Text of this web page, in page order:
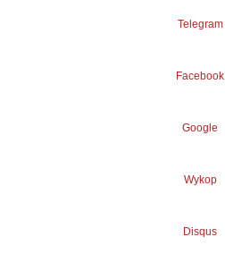
Telegram
Facebook
Google
Wykop
Disqus